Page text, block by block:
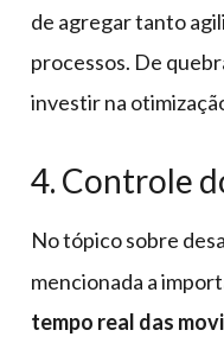
de agregar tanto
processos. De
investir na
4. Controle
No tópico sobre
mencionada a
tempo real das